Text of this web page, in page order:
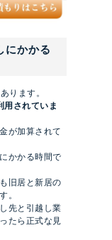
にかかる
ります。
用されていま
が加算されて
かかる時間で
旧居と新居の
。
先と引越し業
たら正式な見